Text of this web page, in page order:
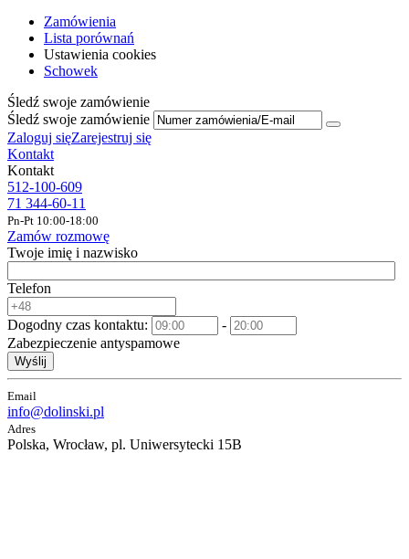
Zamówienia
Lista porównań
Ustawienia cookies
Schowek
Śledź swoje zamówienie
Śledź swoje zamówienie
Zaloguj sięZarejestruj się
Kontakt
Kontakt
512-100-609
71 344-60-11
Pn-Pt 10:00-18:00
Zamów rozmowę
Twoje imię i nazwisko
Telefon
Dogodny czas kontaktu:
-
Zabezpieczenie antyspamowe
Wyślij
Email
info@dolinski.pl
Adres
Polska, Wrocław, pl. Uniwersytecki 15B